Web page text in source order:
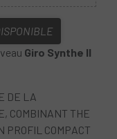
Giro Synthe II
DE LA
COMBINANT THE
PROFIL COMPACT